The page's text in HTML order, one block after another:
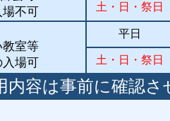
不可 土・日・祭日
室等
入場可
平日
土・日・祭日
容は事前に確認さ